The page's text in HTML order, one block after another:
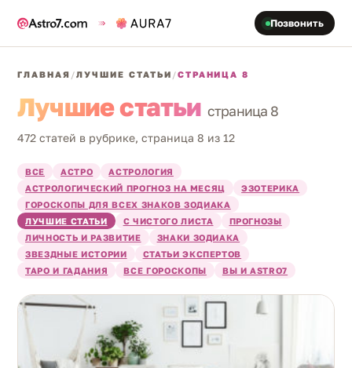
Позвонить
ГЛАВНАЯ /ЛУЧШИЕ СТАТЬИ /СТРАНИЦА 8
Лучшие статьи страница 8
472 статей в рубрике, страница 8 из 12
ВСЕ АСТРО
АСТРОЛОГИЯ
АСТРОЛОГИЧЕСКИЙ ПРОГНОЗ НА МЕСЯЦ
ЭЗОТЕРИКА
ГОРОСКОПЫ ДЛЯ ВСЕХ ЗНАКОВ ЗОДИАКА
ЛУЧШИЕ СТАТЬИ
С ЧИСТОГО ЛИСТА
ПРОГНОЗЫ
ЛИЧНОСТЬ И РАЗВИТИЕ
ЗНАКИ ЗОДИАКА
ЗВЕЗДНЫЕ ИСТОРИИ
СТАТЬИ ЭКСПЕРТОВ
ТАРО И ГАДАНИЯ
ВСЕ ГОРОСКОПЫ ВЫ И ASTRO7